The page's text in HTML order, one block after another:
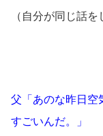
（自分が同じ話
父「あのな昨日空
すごいんだ。」